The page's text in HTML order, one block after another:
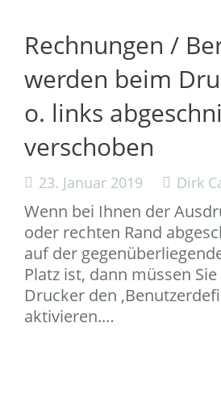
Rechnungen /
werden beim
o. links
verschoben
23. Januar 2019 Dirk
Wenn bei Ihnen der
oder rechten Rand
auf der
Platz ist, dann müssen
Drucker den
aktivieren.…